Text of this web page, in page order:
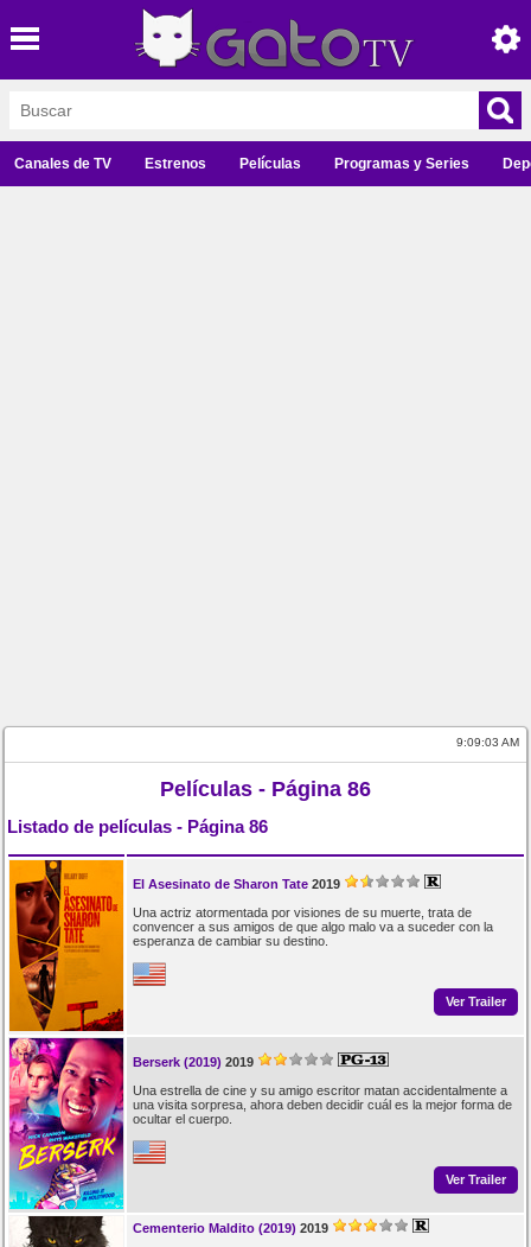
Canales de TV Estrenos Películas Programas y Series
9:09:03 AM
Películas - Página 86
Listado de películas - Página 86
El Asesinato de Sharon Tate 2019
Una actriz atormentada por visiones de su muerte, trata de
convencer a sus amigos de que algo malo va a suceder con la
esperanza de cambiar su destino.
Ver Trailer
Berserk (2019) 2019
Una estrella de cine y su amigo escritor matan accidentalmente a
una visita sorpresa, ahora deben decidir cuál es la mejor forma de
ocultar el cuerpo.
Ver Trailer
Cementerio Maldito (2019) 2019